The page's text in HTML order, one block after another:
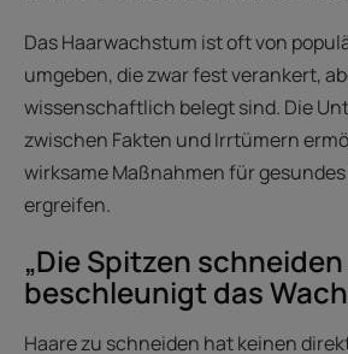
Das Haarwachstum ist oft von
umgeben, die zwar fest verankert,
wissenschaftlich belegt sind. Die
zwischen Fakten und Irrtümern
wirksame Maßnahmen für
ergreifen.
„Die Spitzen schneiden
beschleunigt das
Haare zu schneiden hat keinen